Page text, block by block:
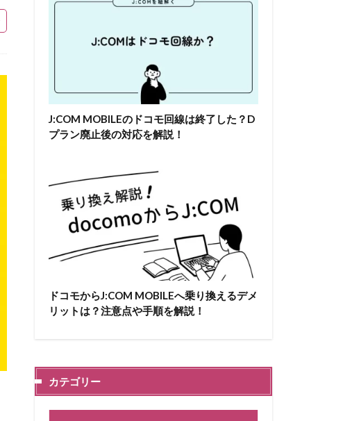
J:COM MOBILEのドコモ回線は終了した？D
プラン廃止後の対応を解説！
ドコモからJ:COM MOBILEへ乗り換えるデメ
リットは？注意点や手順を解説！
カテゴリー